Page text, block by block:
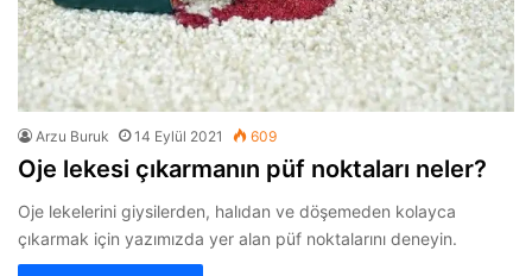
Arzu Buruk 14 Eylül 2021 609
Oje lekesi çıkarmanın püf noktaları neler?
Oje lekelerini giysilerden, halıdan ve döşemeden kolayca
çıkarmak için yazımızda yer alan püf noktalarını deneyin.